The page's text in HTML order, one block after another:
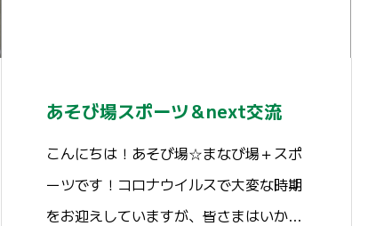
あそび場スポーツ＆next交流
こんにちは！あそび場☆まなび場＋スポ
ーツです！コロナウイルスで大変な時期
をお迎えしていますが、皆さまはいか…